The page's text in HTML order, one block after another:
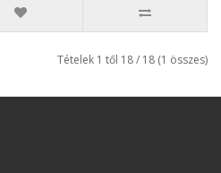
Tételek 1 től 18 / 18 (1 összes)